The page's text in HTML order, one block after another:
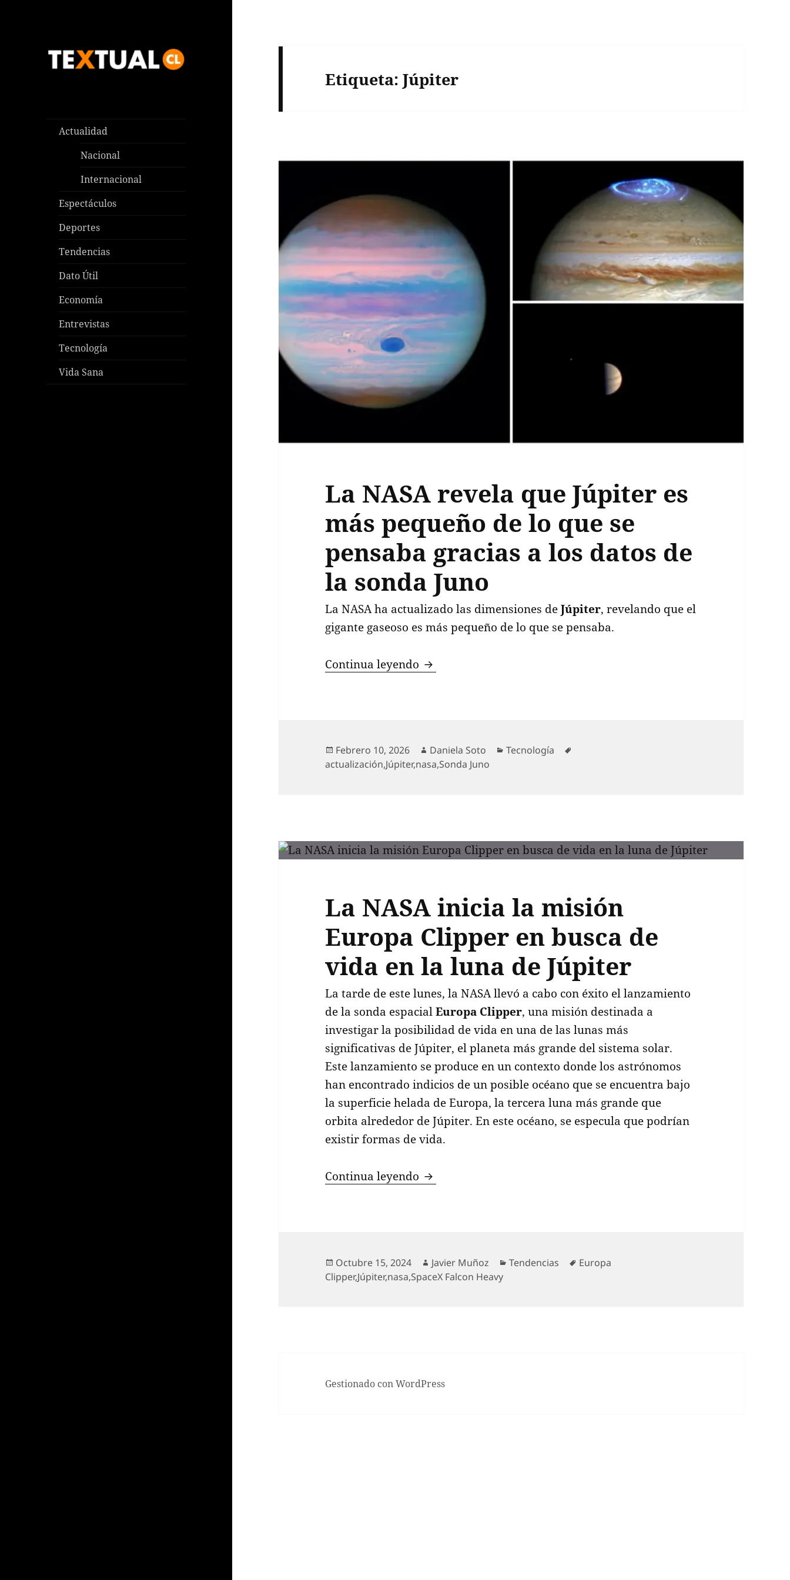
Actualidad
Nacional
Internacional
Espectáculos
Deportes
Tendencias
Dato Útil
Economía
Entrevistas
Tecnología
Vida Sana
Etiqueta:Júpiter
La NASA revela que Júpiter es
más pequeño de lo que se
pensaba gracias a los datos de
la sonda Juno
La NASA ha actualizado las dimensiones deJúpiter, revelando que el
gigante gaseoso es más pequeño de lo que se pensaba.
Continua leyendo La NASA revela que Júpiter es más pequeño de lo que se pensaba
Publicado
el
Febrero 10, 2026 Autor
Daniela Soto Categorías
Tecnología
actualización,Júpiter,nasa,Sonda Juno
La NASA inicia la misión
Europa Clipper en busca de
vida en la luna de Júpiter
La tarde de este lunes, la NASA llevó a cabo con éxito el lanzamiento
de la sonda espacialEuropa Clipper, una misión destinada a
investigar la posibilidad de vida en una de las lunas más
significativas de Júpiter, el planeta más grande del sistema solar.
Este lanzamiento se produce en un contexto donde los astrónomos
han encontrado indicios de un posible océano que se encuentra bajo
la superficie helada de Europa, la tercera luna más grande que
orbita alrededor de Júpiter. En este océano, se especula que podrían
existir formas de vida.
Continua leyendo La NASA inicia la misión Europa Clipper en busca de vida en la luna
Publicado
el
Octubre 15, 2024 Autor
Javier Muñoz Categorías
Tendencias Etiquetas
Europa
Clipper,Júpiter,nasa,SpaceX Falcon Heavy
Gestionado con WordPress